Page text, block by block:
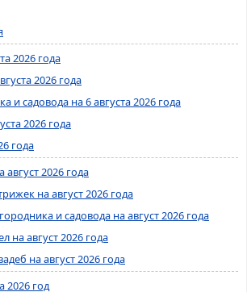
2026 года
2026 года
и садовода на 6 августа 2026 года
2026 года
года
2026 года
на август 2026 года
и садовода на август 2026 года
на август 2026 года
на август 2026 года
2026 год